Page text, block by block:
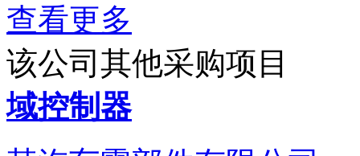
查看更多
该公司其他采购项目
域控制器